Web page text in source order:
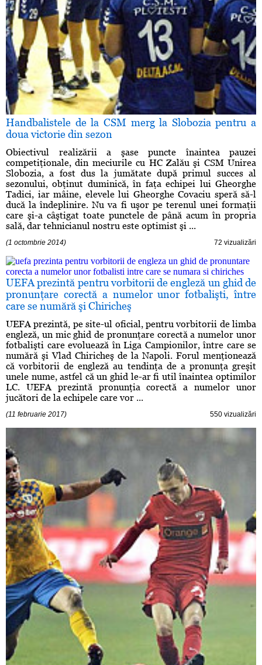
Handbalistele de la CSM merg la Slobozia pentru a
doua victorie din sezon
Obiectivul realizării a şase puncte înaintea pauzei
competiţionale, din meciurile cu HC Zalău şi CSM Unirea
Slobozia, a fost dus la jumătate după primul succes al
sezonului, obţinut duminică, în faţa echipei lui Gheorghe
Tadici, iar mâine, elevele lui Gheorghe Covaciu speră să-l
ducă la îndeplinire. Nu va fi uşor pe terenul unei formaţii
care şi-a câştigat toate punctele de până acum în propria
sală, dar tehnicianul nostru este optimist şi ...
(1 octombrie 2014) 72 vizualizări
UEFA prezintă pentru vorbitorii de engleză un ghid de
pronunţare corectă a numelor unor fotbalişti, între
care se numără şi Chiricheş
UEFA prezintă, pe site-ul oficial, pentru vorbitorii de limba
engleză, un mic ghid de pronunţare corectă a numelor unor
fotbalişti care evoluează în Liga Campionilor, între care se
numără şi Vlad Chiricheş de la Napoli. Forul menţionează
că vorbitorii de engleză au tendinţa de a pronunţa greşit
unele nume, astfel că un ghid le-ar fi util înaintea optimilor
LC. UEFA prezintă pronunţia corectă a numelor unor
jucători de la echipele care vor ...
(11 februarie 2017) 550 vizualizări